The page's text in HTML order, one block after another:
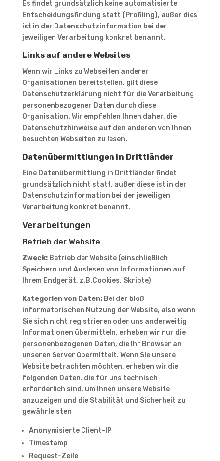
Es findet grundsätzlich keine automatisierte
Entscheidungsfindung statt (Profiling), außer dies
ist in der Datenschutzinformation bei der
jeweiligen Verarbeitung konkret benannt.
Links auf andere Websites
Wenn wir Links zu Webseiten anderer
Organisationen bereitstellen, gilt diese
Datenschutzerklärung nicht für die Verarbeitung
personenbezogener Daten durch diese
Organisation. Wir empfehlen Ihnen daher, die
Datenschutzhinweise auf den anderen von Ihnen
besuchten Webseiten zu lesen.
Datenübermittlungen in Drittländer
Eine Datenübermittlung in Drittländer findet
grundsätzlich nicht statt, außer diese ist in der
Datenschutzinformation bei der jeweiligen
Verarbeitung konkret benannt.
Verarbeitungen
Betrieb der Website
Zweck:Betrieb der Website (einschließlich
Speichern und Auslesen von Informationen auf
Ihrem Endgerät, z.B.Cookies, Skripte)
Kategorien von Daten:Bei der bloß
informatorischen Nutzung der Website, also wenn
Sie sich nicht registrieren oder uns anderweitig
Informationen übermitteln, erheben wir nur die
personenbezogenen Daten, die Ihr Browser an
unseren Server übermittelt. Wenn Sie unsere
Website betrachten möchten, erheben wir die
folgenden Daten, die für uns technisch
erforderlich sind, um Ihnen unsere Website
anzuzeigen und die Stabilität und Sicherheit zu
gewährleisten
Anonymisierte Client-IP
Timestamp
Request-Zeile